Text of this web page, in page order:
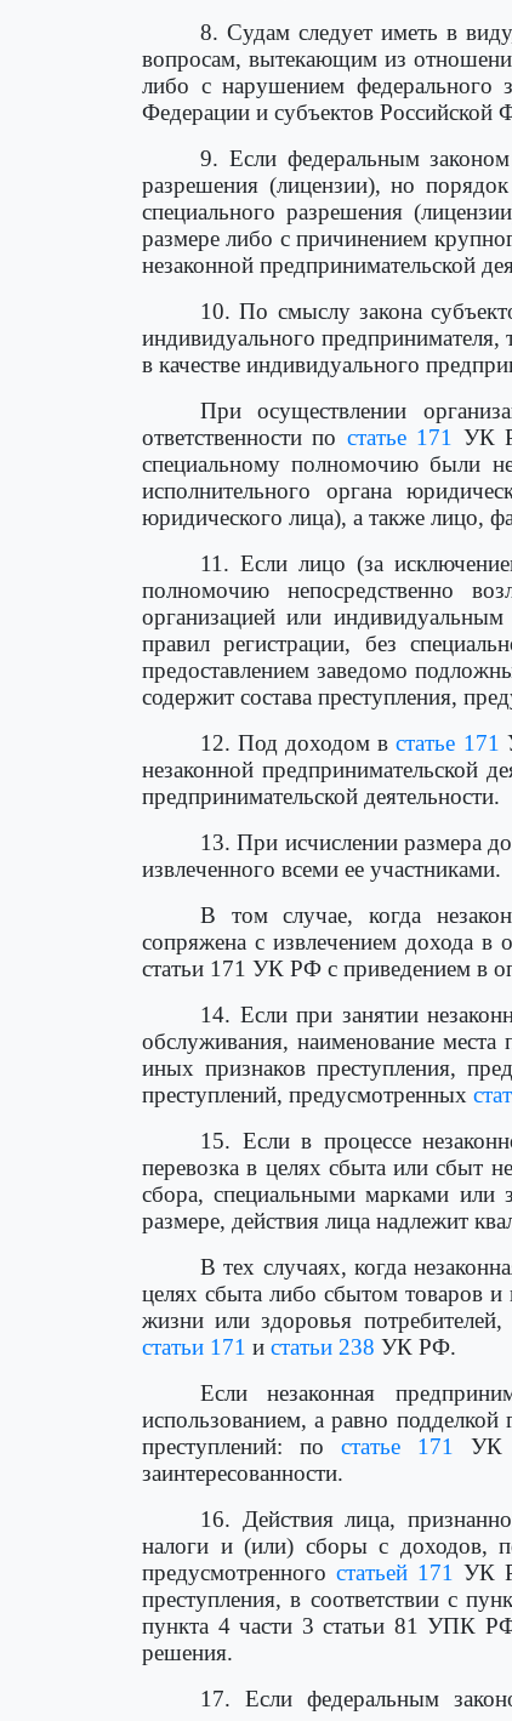
8. Судам следует иметь в
вопросам, вытекающим из
либо с нарушением федерального
Федерации и субъектов Российской
9. Если федеральным законом
разрешения (лицензии), но
специального разрешения
размере либо с причинением
незаконной предпринимательской
10. По смыслу закона
индивидуального предпринимателя,
в качестве индивидуального
При осуществлении
ответственности по статье 171
УК
специальному полномочию были
исполнительного органа
юридического лица), а также лицо,
11. Если лицо (за
полномочию непосредственно
организацией или
правил регистрации, без
предоставлением заведомо
содержит состава преступления,
12. Под доходом встатье 171
незаконной предпринимательской
предпринимательской деятельности.
13. При исчислении размера
извлеченного всеми ее участниками.
В том случае, когда
сопряжена с извлечением дохода в
статьи 171 УК РФ с приведением в
14. Если при занятии
обслуживания, наименование
иных признаков преступления,
преступлений, предусмотренных
15. Если в процессе
перевозка в целях сбыта или сбыт
сбора, специальными марками или
размере, действия лица надлежит
В тех случаях, когда
целях сбыта либо сбытом товаров
жизни или здоровья
статьи 171 и статьи 238 УК РФ.
Если незаконная
использованием, а равно подделкой
преступлений: по статье 171 УК
заинтересованности.
16. Действия лица,
налоги и (или) сборы с доходов,
предусмотренного статьей 171 УК
преступления, в соответствии с
пункта 4 части 3 статьи 81 УПК
решения.
17. Если федеральным